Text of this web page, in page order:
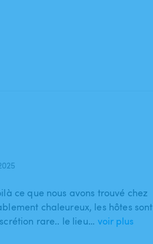
ce que nous avons trouvé chez
chaleureux, les hôtes sont
rare.. le lieu… voir plus